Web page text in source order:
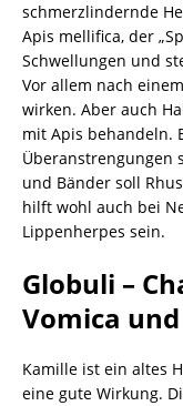
schmerzlindernde
Apis mellifica, der
Schwellungen und
Vor allem nach
wirken. Aber auch
mit Apis behandeln.
Überanstrengungen
und Bänder soll
hilft wohl auch bei
Lippenherpes sein.
Globuli –
Vomica
Kamille ist ein altes
eine gute Wirkung.